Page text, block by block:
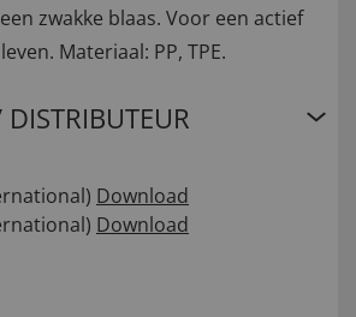
zwakke blaas. Voor een actief
Materiaal: PP, TPE.
Download
Download